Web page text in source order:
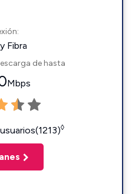
Fibra
de hasta
Mbps
◊